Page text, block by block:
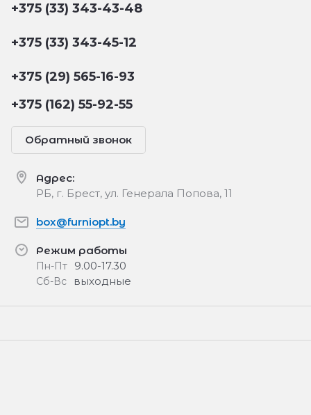
+375 (33) 343-43-48
+375 (33) 343-45-12
+375 (29) 565-16-93
+375 (162) 55-92-55
Обратный звонок
Адрес:
РБ, г. Брест, ул. Генерала Попова, 11
box@furniopt.by
Режим работы
Пн-Пт 9.00-17.30
Сб-Вс выходные